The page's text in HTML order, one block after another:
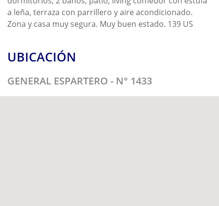
a leña, terraza con parrillero y aire acondicionado.
Zona y casa muy segura. Muy buen estado. 139 US
UBICACIÓN
GENERAL ESPARTERO - N° 1433